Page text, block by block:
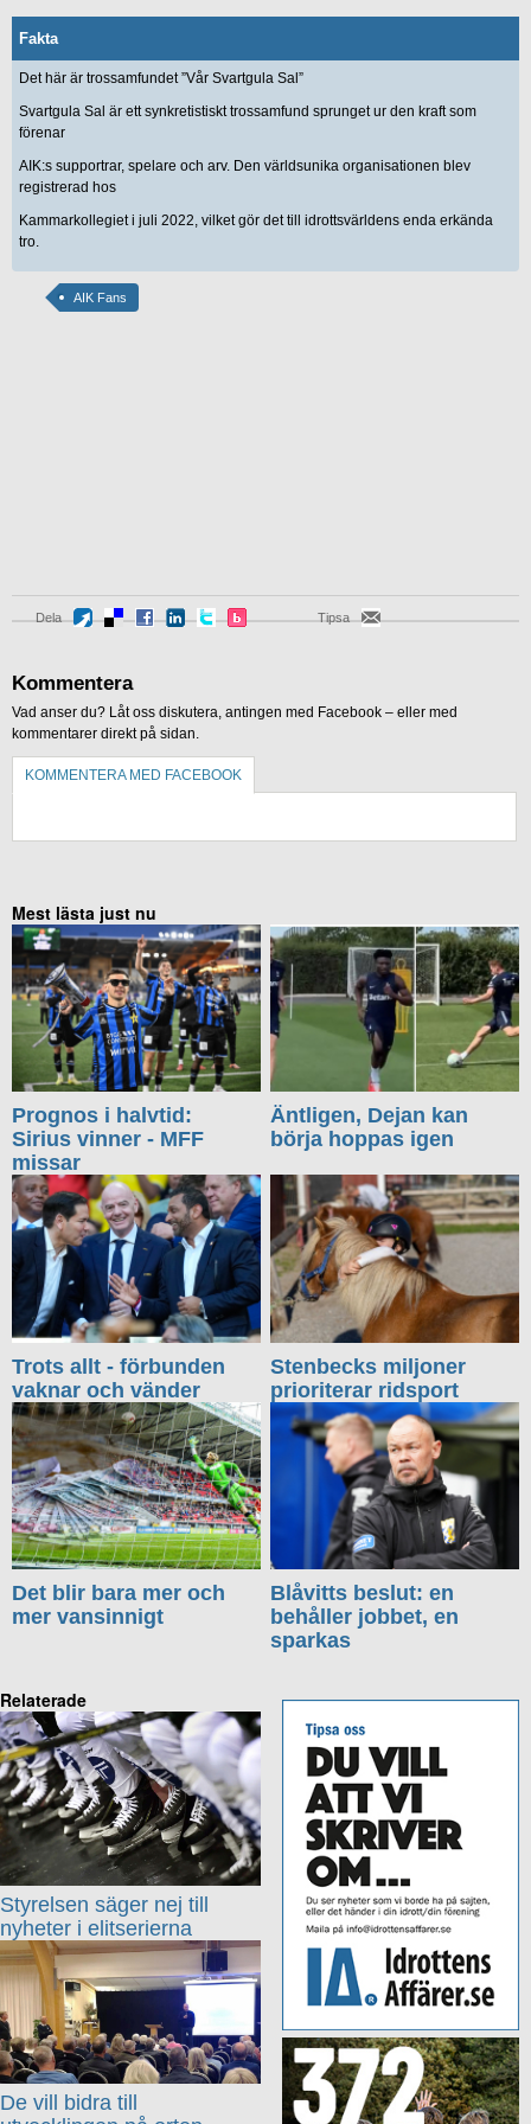
Fakta
Det här är trossamfundet ”Vår Svartgula Sal”
Svartgula Sal är ett synkretistiskt trossamfund sprunget ur den kraft som
förenar
AIK:s supportrar, spelare och arv. Den världsunika organisationen blev
registrerad hos
Kammarkollegiet i juli 2022, vilket gör det till idrottsvärldens enda erkända
tro.
AIK Fans
Dela Tipsa
Kommentera
Vad anser du? Låt oss diskutera, antingen med Facebook – eller med
kommentarer direkt på sidan.
KOMMENTERA MED FACEBOOK
Mest lästa just nu
Prognos i halvtid:
Sirius vinner - MFF
missar
Äntligen, Dejan kan
börja hoppas igen
Trots allt - förbunden
vaknar och vänder
Stenbecks miljoner
prioriterar ridsport
Det blir bara mer och
mer vansinnigt
Blåvitts beslut: en
behåller jobbet, en
sparkas
Relaterade
Styrelsen säger nej till
nyheter i elitserierna
De vill bidra till